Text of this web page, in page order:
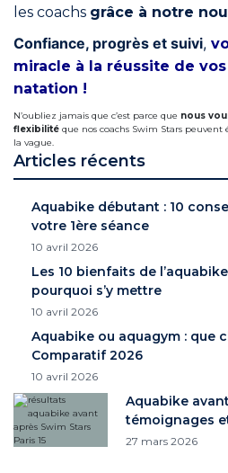
les coachs grâce à notre
Confiance, progrès et suivi,
miracle à la réussite de
natation !
N’oubliez jamais que c’est parce que nous
flexibilité que nos coachs Swim Stars
la vague.
Articles récents
Aquabike débutant : 10
votre 1ère séance
10 avril 2026
Les 10 bienfaits de
pourquoi s’y mettre
10 avril 2026
Aquabike ou aquagym : que
Comparatif 2026
10 avril 2026
Aquabike
témoignages
27 mars 2026